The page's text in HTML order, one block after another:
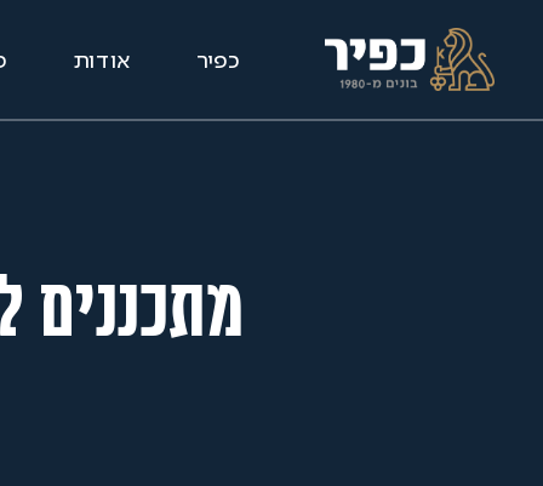
כפיר אודות
מתכננים